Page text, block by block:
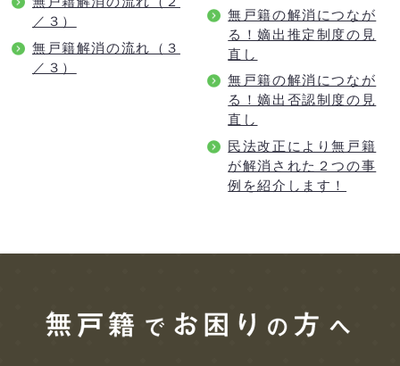
／３）
無戸籍解消の流れ（３
／３）
無戸籍の解消につなが
る！嫡出推定制度の見
直し
無戸籍の解消につなが
る！嫡出否認制度の見
直し
民法改正により無戸籍
が解消された２つの事
例を紹介します！